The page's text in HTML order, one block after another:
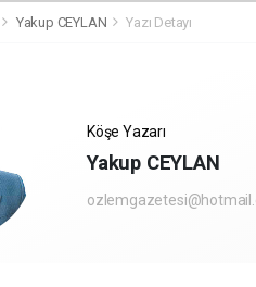
Yakup CEYLAN Yazı Detayı
Köşe Yazarı
Yakup CEYLAN